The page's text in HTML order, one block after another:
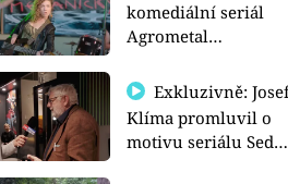
komediální seriál
Agrometal
prima+
Exkluzivně: Josef
Klíma promluvil o
motivu seriálu Sedm